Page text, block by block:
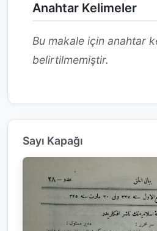
Anahtar Kelimeler
Bu makale için anahtar
belirtilmemiştir.
Sayı Kapağı